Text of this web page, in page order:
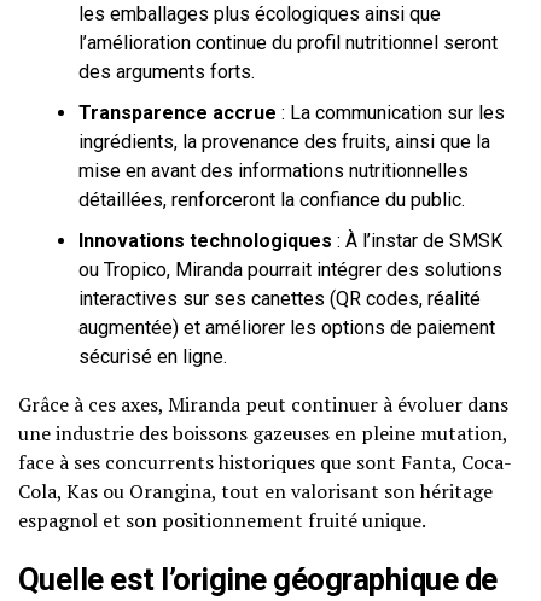
les emballages plus écologiques ainsi que
l’amélioration continue du profil nutritionnel seront
des arguments forts.
Transparence accrue : La communication sur les
ingrédients, la provenance des fruits, ainsi que la
mise en avant des informations nutritionnelles
détaillées, renforceront la confiance du public.
Innovations technologiques : À l’instar de SMSK
ou Tropico, Miranda pourrait intégrer des solutions
interactives sur ses canettes (QR codes, réalité
augmentée) et améliorer les options de paiement
sécurisé en ligne.
Grâce à ces axes, Miranda peut continuer à évoluer dans
une industrie des boissons gazeuses en pleine mutation,
face à ses concurrents historiques que sont Fanta, Coca-
Cola, Kas ou Orangina, tout en valorisant son héritage
espagnol et son positionnement fruité unique.
Quelle est l’origine géographique de